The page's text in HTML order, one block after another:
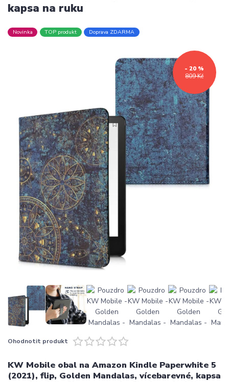
kapsa na ruku
Novinka TOP produkt Doprava ZDARMA
809 Kč
- 20 %
Ohodnotit produkt
KW Mobile obal na Amazon Kindle Paperwhite 5
(2021), flip, Golden Mandalas, vícebarevné, kapsa